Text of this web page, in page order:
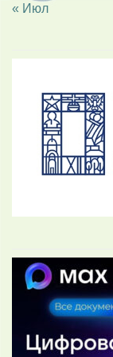
« Июл